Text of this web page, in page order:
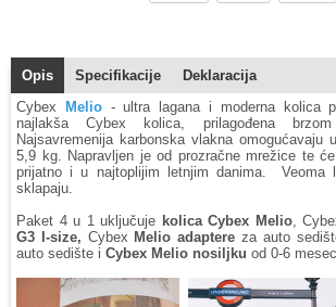
Opis Specifikacije Deklaracija
Cybex
Melio- ultra lagana i moderna kolica
najlakša Cybex kolica, prilagođena
Najsavremenija karbonska vlakna omogućavaju
5,9 kg. Napravljen je od prozračne mrežice te
prijatno i u najtoplijim letnjim danima. Veoma
sklapaju.
Paket 4 u 1 uključuje kolica Cybex Melio,
G3 I-size, Cybex Melio adaptere za auto
auto sedište i Cybex Melio nosiljku od 0-6